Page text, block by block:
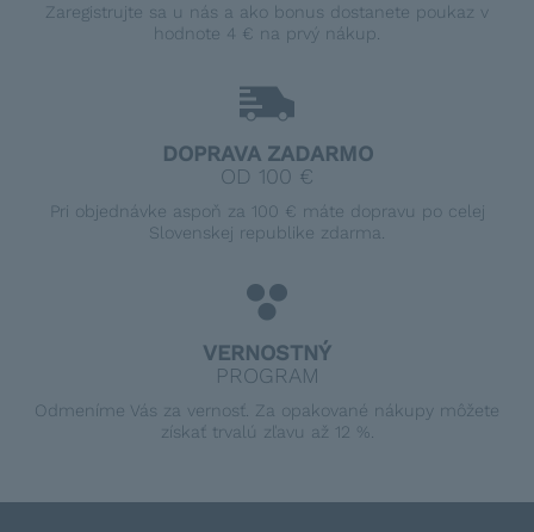
Zaregistrujte sa u nás a ako bonus dostanete poukaz v
hodnote 4 € na prvý nákup.
DOPRAVA ZADARMO
OD 100 €
Pri objednávke aspoň za 100 € máte dopravu po celej
Slovenskej republike zdarma.
VERNOSTNÝ
PROGRAM
Odmeníme Vás za vernosť. Za opakované nákupy môžete
získať trvalú zľavu až 12 %.